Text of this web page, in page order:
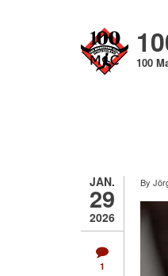
100
JAN.
29
2026
1
By